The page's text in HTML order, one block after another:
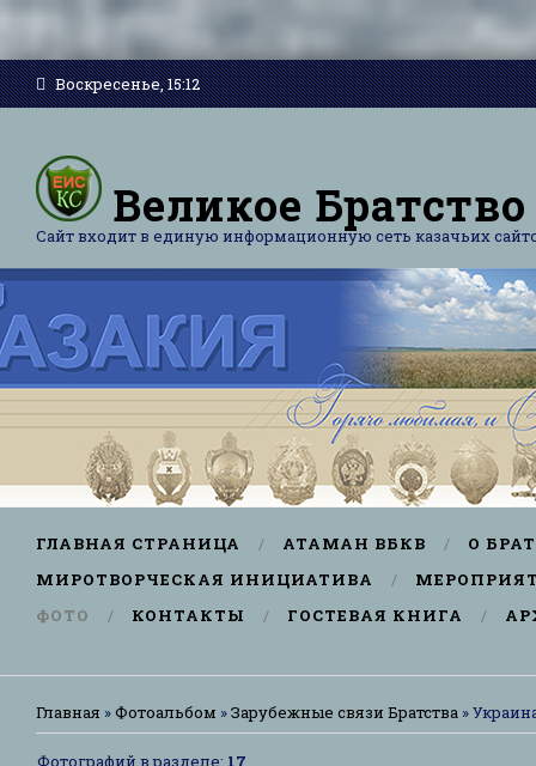
Воскресенье, 15:12
Великое
Сайт входит в единую информационную сеть казачьих
ГЛАВНАЯ СТРАНИЦА АТАМАН ВБКВ
О
МИРОТВОРЧЕСКАЯ ИНИЦИАТИВА
ФОТО
КОНТАКТЫ ГОСТЕВАЯ КНИГА
Главная »Фотоальбом »Зарубежные связи Братства »
Фотографий в разделе: 17